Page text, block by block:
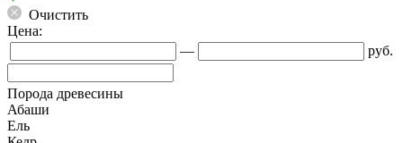
Очистить
Цена:
—
руб.
Порода древесины
Абаши
Ель